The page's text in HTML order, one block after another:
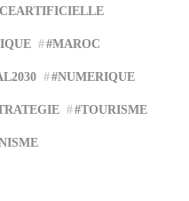
#MAROC
#NUMERIQUE
#TOURISME